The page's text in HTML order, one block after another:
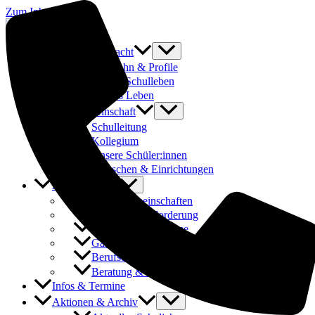
Zum Inhalt springen
Was uns ausmacht
Laufbahn & Profile
Buntes Schulleben
Fit fürs Leben
Schulgemeinschaft
Schulleitung
Kollegium
Unsere Schüler:innen
Menschen & Einrichtungen
Angebote
Arbeitsgemeinschaften
Förderung & Forderung
Austauschprogramme
Ganztages- und Hausaufgabenbetreuung
Berufsorientierung & Praktika
Beratung & Schulsozialarbeit
Infos & Termine
Aktionen & Archiv